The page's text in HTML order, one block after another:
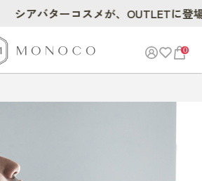
0
シアバターコスメが、OUTLETに登場！